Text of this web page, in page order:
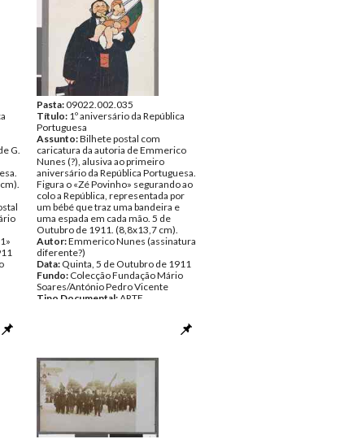
G.
Pasta:09022.002.035
Título: 1º aniversário da República
Portuguesa
Assunto:Bilhete postal com
caricatura da autoria de Emmerico
Nunes (?), alusiva ao primeiro
aniversário da República Portuguesa.
Figura o «Zé Povinho» segurando ao
colo a República, representada por
um bébé que traz uma bandeira e
uma espada em cada mão. 5 de
Outubro de 1911. (8,8x13,7 cm).
Autor:Emmerico Nunes (assinatura
diferente?)
Data: Quinta, 5 de Outubro de 1911
Fundo: Colecção Fundação Mário
Soares/António Pedro Vicente
Tipo Documental: ARTE